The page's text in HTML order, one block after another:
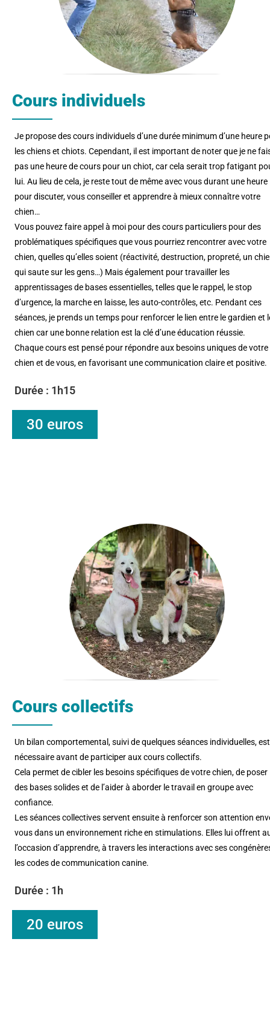
Cours individuels
Je propose des cours individuels d’une durée minimum d’une heure
les chiens et chiots. Cependant, il est important de noter que je ne
pas une heure de cours pour un chiot, car cela serait trop fatigant
lui. Au lieu de cela, je reste tout de même avec vous durant une heure
pour discuter, vous conseiller et apprendre à mieux connaître votre
chien…
Vous pouvez faire appel à moi pour des cours particuliers pour des
problématiques spécifiques que vous pourriez rencontrer avec votre
chien, quelles qu’elles soient (réactivité, destruction, propreté, un
qui saute sur les gens…) Mais également pour travailler les
apprentissages de bases essentielles, telles que le rappel, le stop
d’urgence, la marche en laisse, les auto-contrôles, etc. Pendant ces
séances, je prends un temps pour renforcer le lien entre le gardien et
chien car une bonne relation est la clé d’une éducation réussie.
Chaque cours est pensé pour répondre aux besoins uniques de votre
chien et de vous, en favorisant une communication claire et positive.
Durée : 1h15
30 euros
Cours collectifs
Un bilan comportemental, suivi de quelques séances individuelles, est
nécessaire avant de participer aux cours collectifs.
Cela permet de cibler les besoins spécifiques de votre chien, de poser
des bases solides et de l’aider à aborder le travail en groupe avec
confiance.
Les séances collectives servent ensuite à renforcer son attention
vous dans un environnement riche en stimulations. Elles lui offrent
l’occasion d’apprendre, à travers les interactions avec ses
les codes de communication canine.
Durée : 1h
20 euros